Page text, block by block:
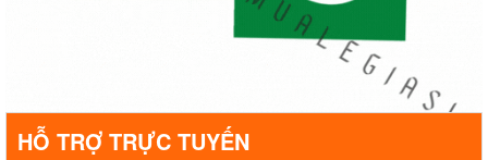
HỖ TRỢ TRỰC TUYẾN